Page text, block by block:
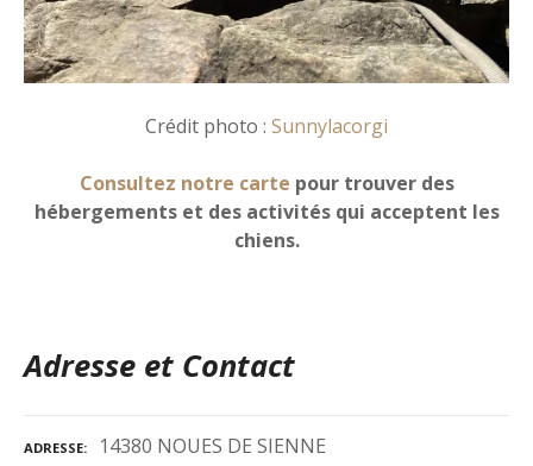
Crédit photo : Sunnylacorgi
Consultez notre carte pour trouver des
hébergements et des activités qui acceptent les
chiens.
Adresse et Contact
ADRESSE 14380 NOUES DE SIENNE